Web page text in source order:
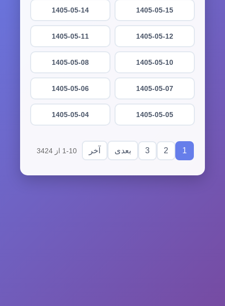
1405-05-15
1405-05-14
1405-05-12
1405-05-11
1405-05-10
1405-05-08
1405-05-07
1405-05-06
1405-05-05
1405-05-04
1
2
3 بعدی آخر 1-10 از 3424